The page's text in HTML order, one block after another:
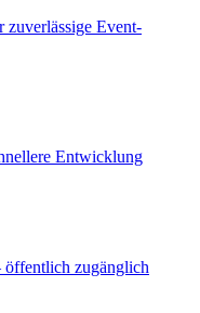
zuverlässige Event-
Entwicklung
zugänglich